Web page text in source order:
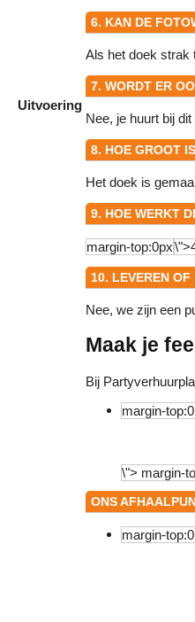
Uitvoering
6. KAN DE
Als het doek strak
7. WORDT ER
Nee, je huurt bij
8. HOE GROOT
Het doek is
9. HOE WERKT
10. LEVEREN
Nee, we zijn een
Maak je
Bij
ONS